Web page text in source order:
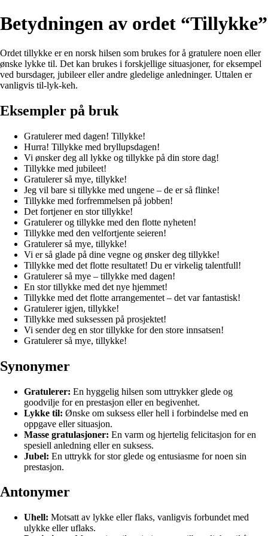
Betydningen av ordet “Tillykke”
Ordet tillykke er en norsk hilsen som brukes for å gratulere noen eller
ønske lykke til. Det kan brukes i forskjellige situasjoner, for eksempel
ved bursdager, jubileer eller andre gledelige anledninger. Uttalen er
vanligvis til-lyk-keh.
Eksempler på bruk
Gratulerer med dagen! Tillykke!
Hurra! Tillykke med bryllupsdagen!
Vi ønsker deg all lykke og tillykke på din store dag!
Tillykke med jubileet!
Gratulerer så mye, tillykke!
Jeg vil bare si tillykke med ungene – de er så flinke!
Tillykke med forfremmelsen på jobben!
Det fortjener en stor tillykke!
Gratulerer og tillykke med den flotte nyheten!
Tillykke med den velfortjente seieren!
Gratulerer så mye, tillykke!
Vi er så glade på dine vegne og ønsker deg tillykke!
Tillykke med det flotte resultatet! Du er virkelig talentfull!
Gratulerer så mye – tillykke med dagen!
En stor tillykke med det nye hjemmet!
Tillykke med det flotte arrangementet – det var fantastisk!
Gratulerer igjen, tillykke!
Tillykke med suksessen på prosjektet!
Vi sender deg en stor tillykke for den store innsatsen!
Gratulerer så mye, tillykke!
Synonymer
Gratulerer: En hyggelig hilsen som uttrykker glede og
goodvilje for en prestasjon eller en begivenhet.
Lykke til: Ønske om suksess eller hell i forbindelse med en
oppgave eller situasjon.
Masse gratulasjoner: En varm og hjertelig felicitasjon for en
spesiell anledning eller en suksess.
Jubel: En uttrykk for stor glede og entusiasme for noen sin
prestasjon.
Antonymer
Uhell: Motsatt av lykke eller flaks, vanligvis forbundet med
ulykke eller uflaks.